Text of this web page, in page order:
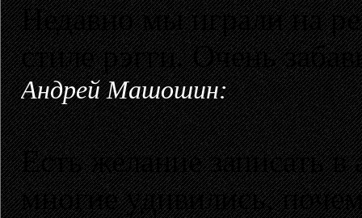
Недавно мы играли на
стиле рэгги. Очень
Андрей Машошин:
Есть желание записать
многие удивились,